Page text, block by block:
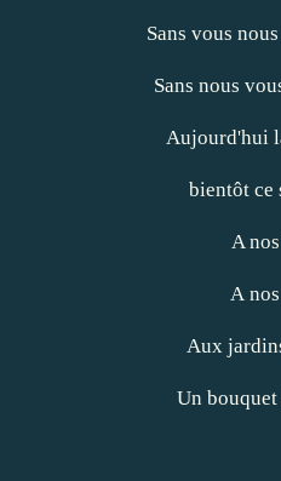
Sans vous
Sans nous
Aujourd'hui
bientôt ce
A
A
Aux
Un